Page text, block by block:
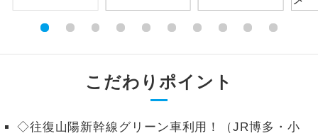
こだわりポイント
◇往復山陽新幹線グリーン車利用！（JR博多・小
お部屋食
周りの音を気にせず、ガイドさんの説明